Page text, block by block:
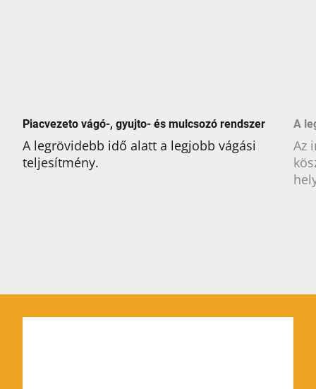
Piacvezeto vágó-, gyujto- és mulcsozó rendszer
A legrövidebb idő alatt a legjobb vágási
teljesítmény.
A
Az